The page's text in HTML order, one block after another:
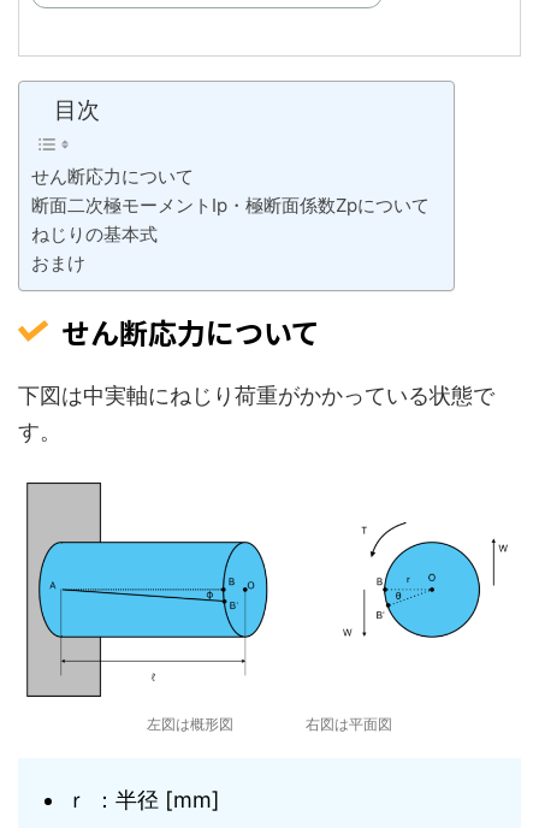
目次
せん断応力について
断面二次極モーメントIp・極断面係数Zpについて
ねじりの基本式
おまけ
せん断応力について
下図は中実軸にねじり荷重がかかっている状態で
す。
左図は概形図 右図は平面図
ｒ ：半径 [mm]